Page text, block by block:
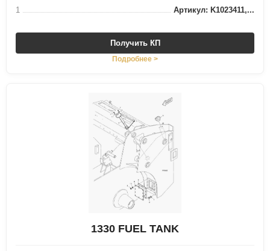
1 Артикул: K1023411,...
Получить КП
Подробнее >
1330 FUEL TANK